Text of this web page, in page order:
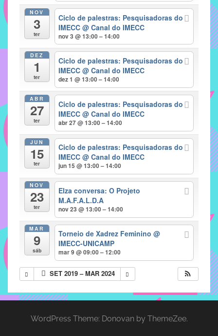
sociais
profissionais
alunos,
professores
pacificadoras
problemas
verificados
instituto,
para
prevenção
NOV
3
ter
Ciclo de palestras: Pesquisadoras do
IMECC@ Canal do IMECC
nov 3 @ 13:00 – 14:00
DEZ
1
ter
Ciclo de palestras: Pesquisadoras do
IMECC@ Canal do IMECC
dez 1 @ 13:00 – 14:00
ABR
27
ter
Ciclo de palestras: Pesquisadoras do
IMECC@ Canal do IMECC
abr 27 @ 13:00 – 14:00
JUN
15
ter
Ciclo de palestras: Pesquisadoras do
IMECC@ Canal do IMECC
jun 15 @ 13:00 – 14:00
NOV
23
ter
Elza conversa: O Projeto
M.A.F.A.L.D.A
nov 23 @ 13:00 – 14:00
MAR
9
sáb
Torneio de Xadrez Feminino@
IMECC-UNICAMP
mar 9 @ 09:00 – 12:00
SET 2019 – MAR 2024
WordPress Theme: Donovan by ThemeZee.